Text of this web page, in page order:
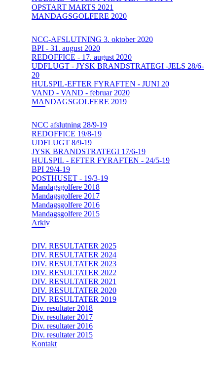
OPSTART MARTS 2021
MANDAGSGOLFERE 2020
NCC-AFSLUTNING 3. oktober 2020
BPI - 31. august 2020
REDOFFICE - 17. august 2020
UDFLUGT - JYSK BRANDSTRATEGI -JELS 28/6-
20
HULSPIL-EFTER FYRAFTEN - JUNI 20
VAND - VAND - februar 2020
MANDAGSGOLFERE 2019
NCC afslutning 28/9-19
REDOFFICE 19/8-19
UDFLUGT 8/9-19
JYSK BRANDSTRATEGI 17/6-19
HULSPIL - EFTER FYRAFTEN - 24/5-19
BPI 29/4-19
POSTHUSET - 19/3-19
Mandagsgolfere 2018
Mandagsgolfere 2017
Mandagsgolfere 2016
Mandagsgolfere 2015
Arkiv
DIV. RESULTATER 2025
DIV. RESULTATER 2024
DIV. RESULTATER 2023
DIV. RESULTATER 2022
DIV. RESULTATER 2021
DIV. RESULTATER 2020
DIV. RESULTATER 2019
Div. resultater 2018
Div. resultater 2017
Div. resultater 2016
Div. resultater 2015
Kontakt